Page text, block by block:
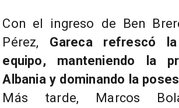
Con el ingreso de Ben
Pérez, Gareca refrescó
equipo, manteniendo la
Albania y dominando la
Más tarde, Marcos